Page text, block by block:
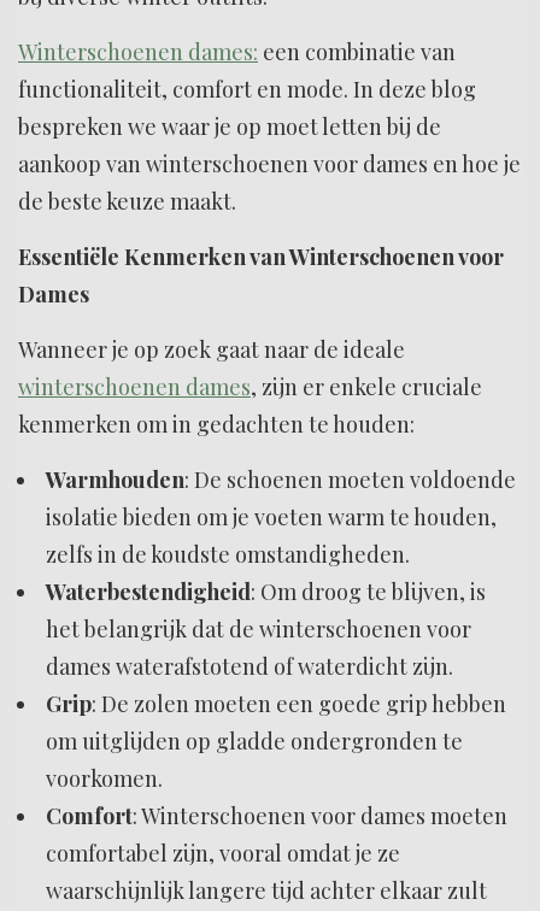
Winterschoenen dames: een combinatie van
functionaliteit, comfort en mode. In deze blog
bespreken we waar je op moet letten bij de
aankoop van winterschoenen voor dames en hoe je
de beste keuze maakt.
Essentiële Kenmerken van Winterschoenen voor
Dames
Wanneer je op zoek gaat naar de ideale
winterschoenen dames, zijn er enkele cruciale
kenmerken om in gedachten te houden:
Warmhouden: De schoenen moeten voldoende
isolatie bieden om je voeten warm te houden,
zelfs in de koudste omstandigheden.
Waterbestendigheid: Om droog te blijven, is
het belangrijk dat de winterschoenen voor
dames waterafstotend of waterdicht zijn.
Grip: De zolen moeten een goede grip hebben
om uitglijden op gladde ondergronden te
voorkomen.
Comfort: Winterschoenen voor dames moeten
comfortabel zijn, vooral omdat je ze
waarschijnlijk langere tijd achter elkaar zult